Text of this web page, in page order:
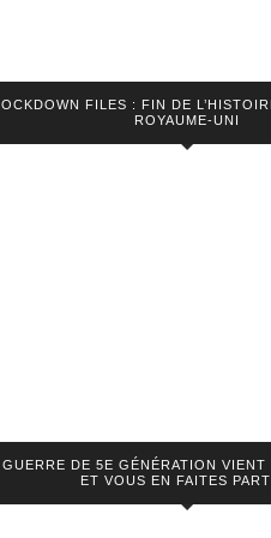
FILES : FIN DE
ROYAUME-UNI
GUERRE DE 5E GÉNÉRATION VIENT
ET VOUS EN FAITES